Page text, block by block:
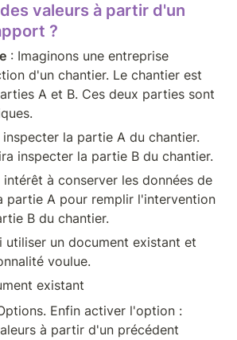
valeurs à partir d'un
?
: Imaginons une entreprise
d'un chantier. Le chantier est
A et B. Ces deux parties sont
la partie A du chantier.
inspecter la partie B du chantier.
à conserver les données de
partie A pour remplir l'intervention
B du chantier.
utiliser un document existant et
voulue.
existant
Enfin activer l'option :
à partir d'un précédent